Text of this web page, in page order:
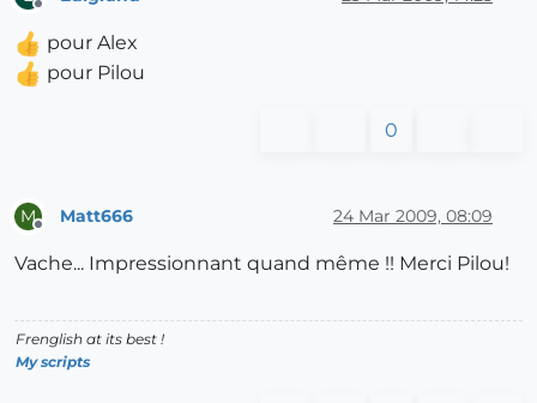
pour Alex
pour Pilou
0
M Matt666 24 Mar 2009, 08:09
Vache... Impressionnant quand même !! Merci Pilou!
Frenglish at its best !
My scripts